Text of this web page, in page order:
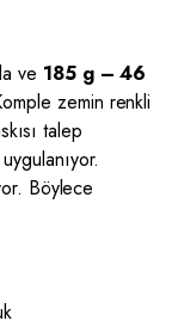
ve 185 g – 46
zemin renkli
talep
Böylece